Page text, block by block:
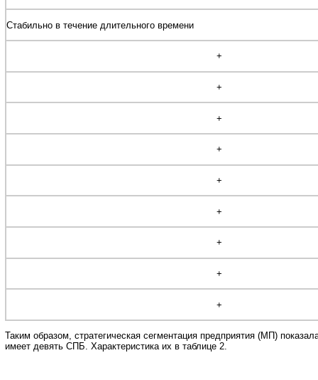
Стабильно в течение длительного времени
+
+
+
+
+
+
+
+
+
Таким образом, стратегическая сегментация предприятия (МП)
имеет девять СПБ. Характеристика их в таблице 2.